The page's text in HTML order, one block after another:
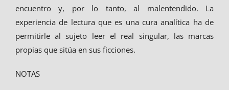
encuentro y, por lo tanto, al malentendido. La
experiencia de lectura que es una cura analítica ha de
permitirle al sujeto leer el real singular, las marcas
propias que sitúa en sus ficciones.
NOTAS